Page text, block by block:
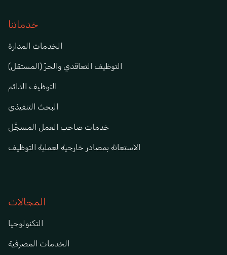
خدماتنا
الخدمات المدارة
التوظيف التعاقدي والحرّ (المستقل)
التوظيف الدائم
البحث التنفيذي
خدمات صاحب العمل المسجَّل
الاستعانة بمصادر خارجية لعملية التوظيف
المجالات
التكنولوجيا
الخدمات المصرفية